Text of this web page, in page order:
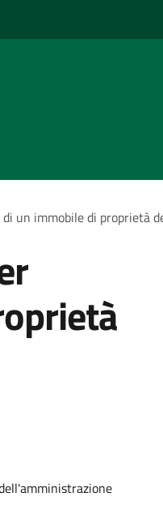
un immobile di proprietà